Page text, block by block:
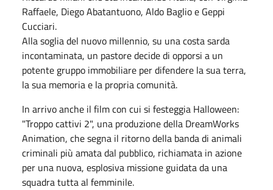
Raffaele, Diego Abatantuono, Aldo Baglio e Geppi
Cucciari.
Alla soglia del nuovo millennio, su una costa sarda
incontaminata, un pastore decide di opporsi a un
potente gruppo immobiliare per difendere la sua terra,
la sua memoria e la propria comunità.
In arrivo anche il film con cui si festeggia Halloween:
"Troppo cattivi 2", una produzione della DreamWorks
Animation, che segna il ritorno della banda di animali
criminali più amata dal pubblico, richiamata in azione
per una nuova, esplosiva missione guidata da una
squadra tutta al femminile.